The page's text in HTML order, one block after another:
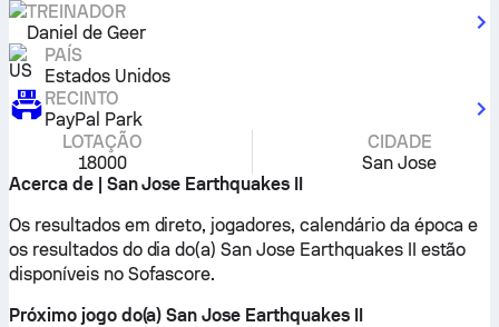
TREINADOR
Daniel de Geer
PAÍS
Estados Unidos
RECINTO
PayPal Park
LOTAÇÃO
18000
CIDADE
San Jose
Acerca de | San Jose Earthquakes II
Os resultados em direto, jogadores, calendário da época e
os resultados do dia do(a) San Jose Earthquakes II estão
disponíveis no Sofascore.
Próximo jogo do(a) San Jose Earthquakes II